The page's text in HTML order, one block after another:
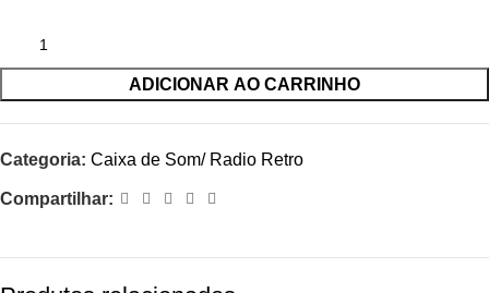
ADICIONAR AO CARRINHO
Categoria: Caixa de Som/ Radio Retro
Compartilhar: